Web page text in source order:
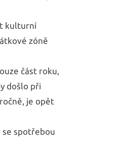
kulturní
zóně
část roku,
došlo při
je opět
se spotřebou